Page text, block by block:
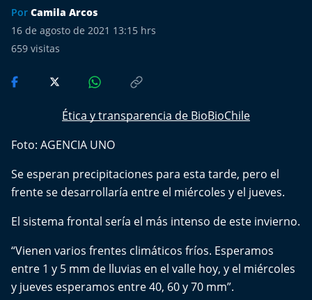
Retropop
De Plato en Plato
Los Inestables
Más de 100 Días
Tu Mereces Ser Feliz
Efemérides
Cultura y Espectáculos
Del Fin del Mundo
Por Camila Arcos
16 de agosto de 2021 13:15 hrs
659 visitas
Ética y transparencia de BioBioChile
Foto: AGENCIA UNO
Se esperan precipitaciones para esta tarde, pero el
frente se desarrollaría entre el miércoles y el jueves.
El sistema frontal sería el más intenso de este invierno.
“Vienen varios frentes climáticos fríos. Esperamos
entre 1 y 5 mm de lluvias en el valle hoy, y el miércoles
y jueves esperamos entre 40, 60 y 70 mm”.